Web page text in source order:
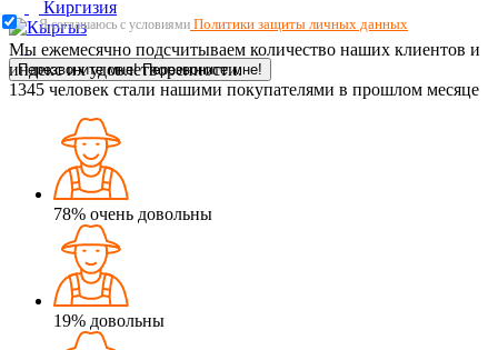
Киргизия
Перезвоните мне! Перезвоните мне!
Я соглашаюсь с условиями Политики защиты личных данных
Мы ежемесячно подсчитываем количество наших клиентов и
индекс их удовлетворенности.
1345 человек стали нашими покупателями в прошлом месяце
78% очень довольны
19% довольны